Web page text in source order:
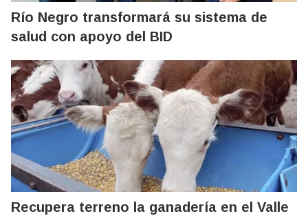
Río Negro transformará su sistema de
salud con apoyo del BID
Recupera terreno la ganadería en el Valle